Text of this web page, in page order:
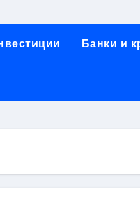
данных
от проектной
Банки и